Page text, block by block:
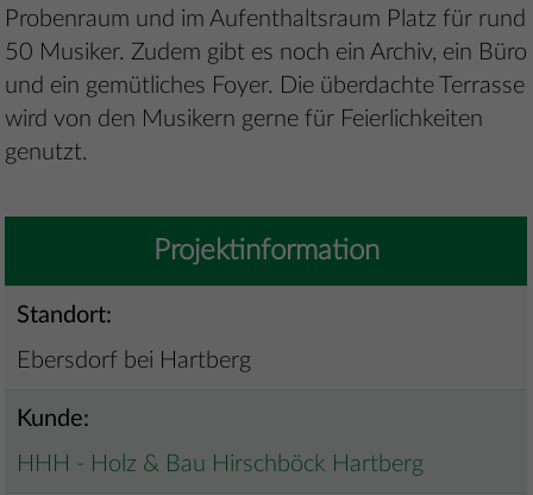
Probenraum und im Aufenthaltsraum Platz für rund
50 Musiker. Zudem gibt es noch ein Archiv, ein Büro
und ein gemütliches Foyer. Die überdachte Terrasse
wird von den Musikern gerne für Feierlichkeiten
genutzt.
Projektinformation
Standort:
Ebersdorf bei Hartberg
Kunde:
HHH - Holz & Bau Hirschböck Hartberg